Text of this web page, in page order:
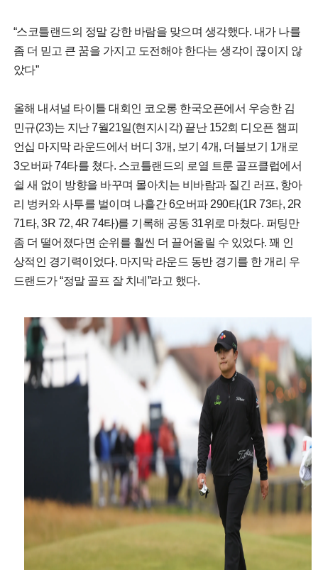
“스코틀랜드의 정말 강한 바람을 맞으며 생각했다. 내가 나를
좀 더 믿고 큰 꿈을 가지고 도전해야 한다는 생각이 끊이지 않
았다”
올해 내셔널 타이틀 대회인 코오롱 한국오픈에서 우승한 김
민규(23)는 지난 7월21일(현지시각) 끝난 152회 디오픈 챔피
언십 마지막 라운드에서 버디 3개, 보기 4개, 더블보기 1개로
3오버파 74타를 쳤다. 스코틀랜드의 로열 트룬 골프클럽에서
쉴 새 없이 방향을 바꾸며 몰아치는 비바람과 질긴 러프, 항아
리 벙커와 사투를 벌이며 나흘간 6오버파 290타(1R 73타, 2R
71타, 3R 72, 4R 74타)를 기록해 공동 31위로 마쳤다. 퍼팅만
좀 더 떨어졌다면 순위를 훨씬 더 끌어올릴 수 있었다. 꽤 인
상적인 경기력이었다. 마지막 라운드 동반 경기를 한 개리 우
드랜드가 “정말 골프 잘 치네”라고 했다.